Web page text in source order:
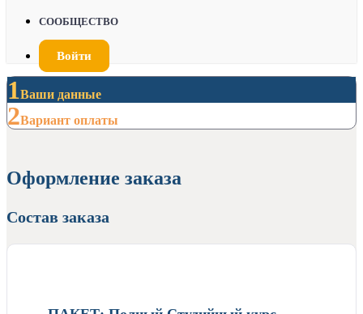
СООБЩЕСТВО
Войти
1Ваши данные
2Вариант оплаты
Оформление заказа
Состав заказа